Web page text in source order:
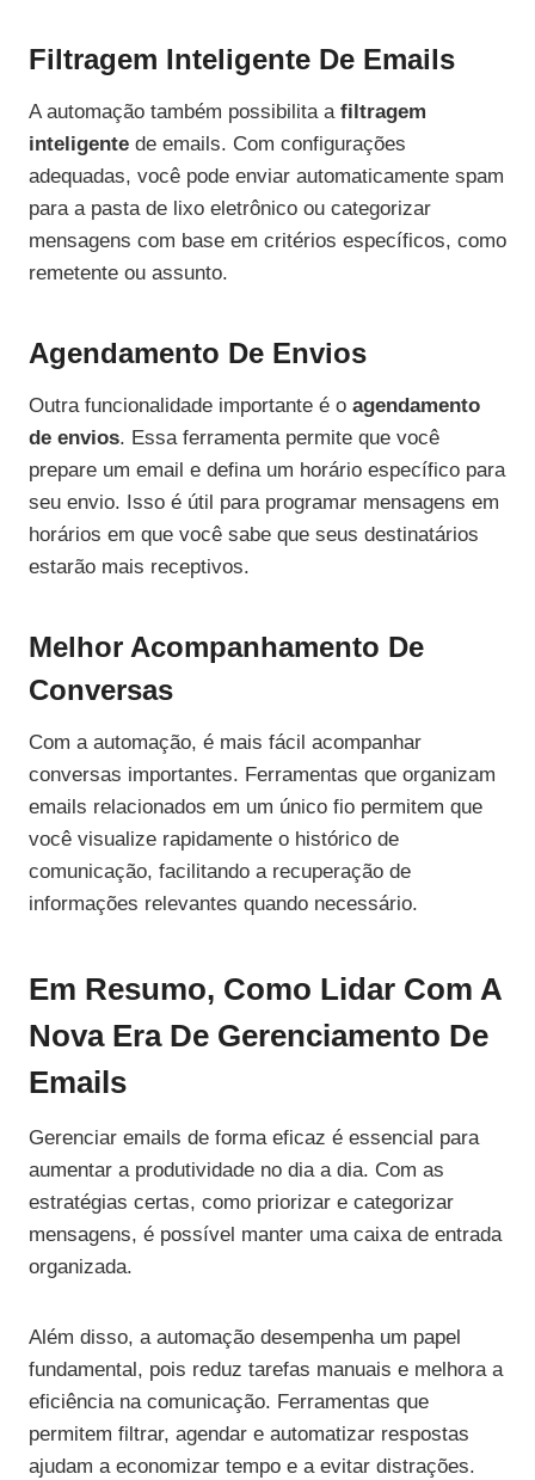
Filtragem Inteligente De Emails
A automação também possibilita a filtragem
inteligente de emails. Com configurações
adequadas, você pode enviar automaticamente spam
para a pasta de lixo eletrônico ou categorizar
mensagens com base em critérios específicos, como
remetente ou assunto.
Agendamento De Envios
Outra funcionalidade importante é o agendamento
de envios. Essa ferramenta permite que você
prepare um email e defina um horário específico para
seu envio. Isso é útil para programar mensagens em
horários em que você sabe que seus destinatários
estarão mais receptivos.
Melhor Acompanhamento De
Conversas
Com a automação, é mais fácil acompanhar
conversas importantes. Ferramentas que organizam
emails relacionados em um único fio permitem que
você visualize rapidamente o histórico de
comunicação, facilitando a recuperação de
informações relevantes quando necessário.
Em Resumo, Como Lidar Com A
Nova Era De Gerenciamento De
Emails
Gerenciar emails de forma eficaz é essencial para
aumentar a produtividade no dia a dia. Com as
estratégias certas, como priorizar e categorizar
mensagens, é possível manter uma caixa de entrada
organizada.
Além disso, a automação desempenha um papel
fundamental, pois reduz tarefas manuais e melhora a
eficiência na comunicação. Ferramentas que
permitem filtrar, agendar e automatizar respostas
ajudam a economizar tempo e a evitar distrações.